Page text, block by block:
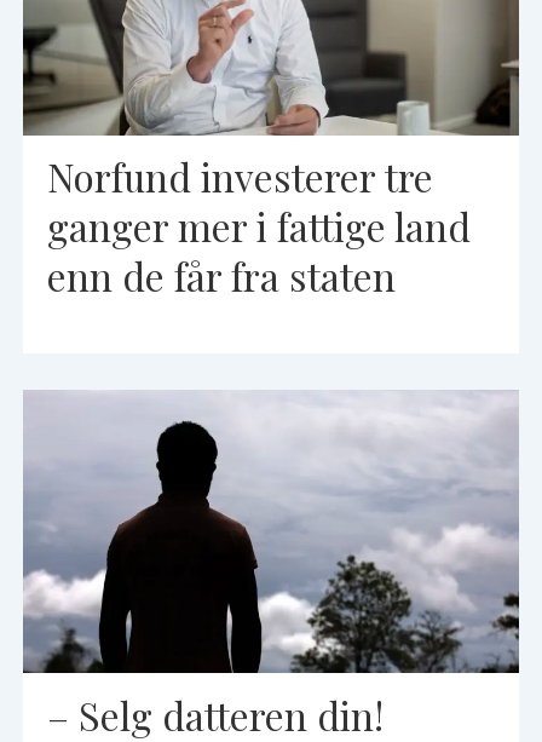
Norfund investerer tre
ganger mer i fattige land
enn de får fra staten
– Selg datteren din!